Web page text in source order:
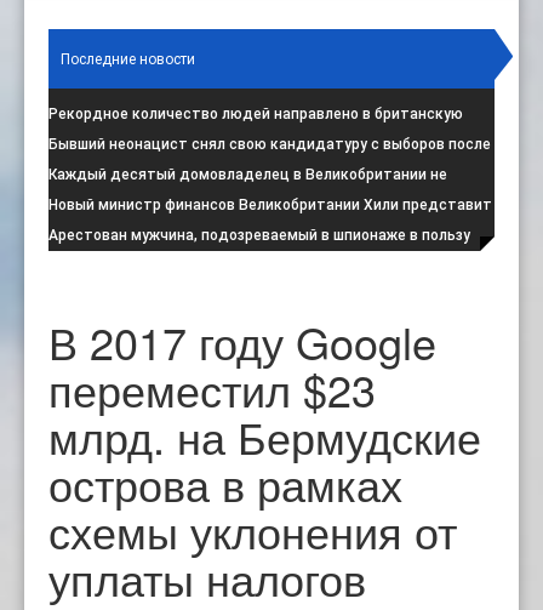
Последние новости
Рекордное количество людей направлено в британскую
программу по борьбе с радикал:
Бывший неонацист снял свою кандидатуру с выборов после
негативной реакции общест:
Каждый десятый домовладелец в Великобритании не
намерен соблюдать запрет на испо:
Новый министр финансов Великобритании Хили представит
свой первый бюджет 28 октя:
Арестован мужчина, подозреваемый в шпионаже в пользу
В 2017 году Google
переместил $23
млрд. на Бермудские
острова в рамках
схемы уклонения от
уплаты налогов